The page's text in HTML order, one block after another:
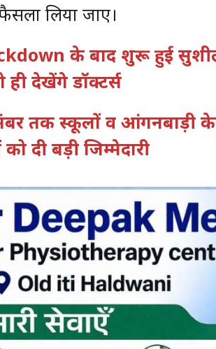
लिया जाए।
के बाद शुरू हुई
ही देखेंगे डॉक्टर्स
तक स्कूलों व आंगनबाड़ी
दी बड़ी जिम्मेदारी